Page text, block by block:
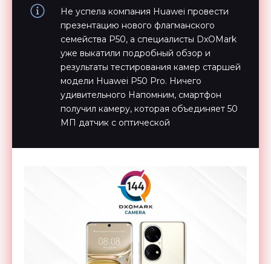
Не успела компания Huawei провести
презентацию нового флагманского
семейства P50, а специалисты DxOMark
уже выкатили подробный обзор и
результаты тестирования камер старшей
модели Huawei P50 Pro. Ничего
удивительного Напомним, смартфон
получил камеру, которая объединяет 50
МП датчик с оптической